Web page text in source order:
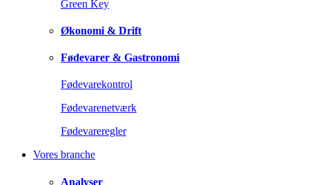
Green Key
Økonomi & Drift
Fødevarer & Gastronomi
Fødevarekontrol
Fødevarenetværk
Fødevareregler
Vores branche
Analyser